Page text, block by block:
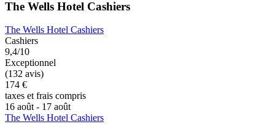
The Wells Hotel Cashiers
The Wells Hotel Cashiers
Cashiers
9,4/10
Exceptionnel
(132 avis)
174 €
taxes et frais compris
16 août - 17 août
The Wells Hotel Cashiers